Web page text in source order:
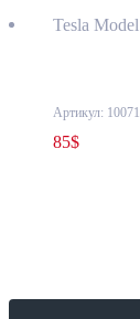
Tesla
Артикул:
85$